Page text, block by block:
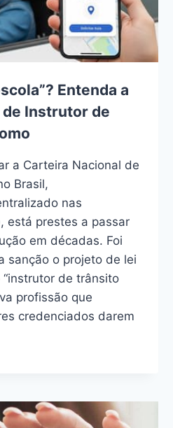
Entenda a
Instrutor de
a Carteira Nacional de
Brasil,
nas
está prestes a passar
em décadas. Foi
sanção o projeto de lei
de trânsito
profissão que
credenciados darem